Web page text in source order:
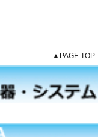
▲PAGE TOP